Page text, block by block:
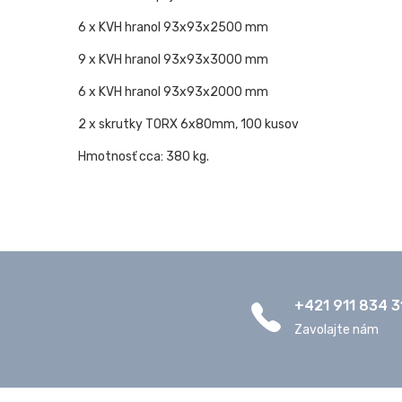
6 x KVH hranol 93x93x2500 mm
9 x KVH hranol 93x93x3000 mm
6 x KVH hranol 93x93x2000 mm
2 x skrutky TORX 6x80mm, 100 kusov
Hmotnosť cca: 380 kg.
+421 911 834
Zavolajte nám